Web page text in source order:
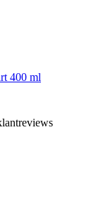
400 ml